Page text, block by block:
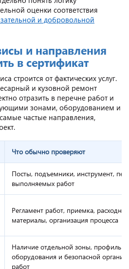
оценки соответствия
и добровольной
и направления
в сертификат
строится от фактических услуг.
и кузовной ремонт
отразить в перечне работ и
зонами, оборудованием и
частые направления,
Что обычно проверяют
Посты, подъемники, инструмент,
выполняемых работ
Регламент работ, приемка,
материалы, организация процесса
Наличие отдельной зоны,
оборудования и безопасной
работ